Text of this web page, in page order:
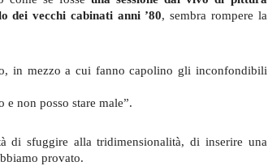
dei vecchi cabinati anni ’80, sembra rompere la
in mezzo a cui fanno capolino gli inconfondibili
non posso stare male”.
di sfuggire alla tridimensionalità, di inserire una
provato.